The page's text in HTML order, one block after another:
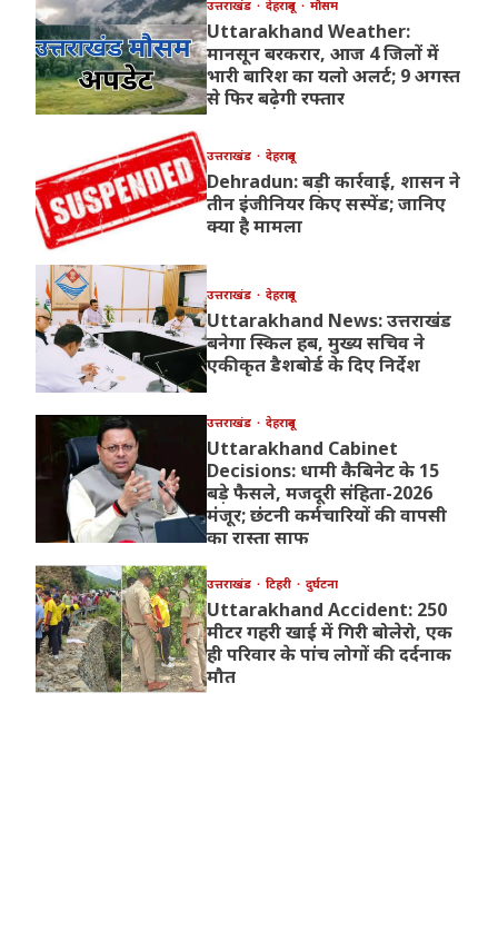
उत्तराखंड देहरादून मौसम
Uttarakhand Weather:
मानसून बरकरार, आज 4 जिलों में
भारी बारिश का यलो अलर्ट; 9 अगस्त
से फिर बढ़ेगी रफ्तार
उत्तराखंड देहरादून
Dehradun: बड़ी कार्रवाई, शासन ने
तीन इंजीनियर किए सस्पेंड; जानिए
क्या है मामला
उत्तराखंड देहरादून
Uttarakhand News: उत्तराखंड
बनेगा स्किल हब, मुख्य सचिव ने
एकीकृत डैशबोर्ड के दिए निर्देश
उत्तराखंड देहरादून
Uttarakhand Cabinet
Decisions: धामी कैबिनेट के 15
बड़े फैसले, मजदूरी संहिता-2026
मंजूर; छंटनी कर्मचारियों की वापसी
का रास्ता साफ
उत्तराखंड टिहरी दुर्घटना
Uttarakhand Accident: 250
मीटर गहरी खाई में गिरी बोलेरो, एक
ही परिवार के पांच लोगों की दर्दनाक
मौत